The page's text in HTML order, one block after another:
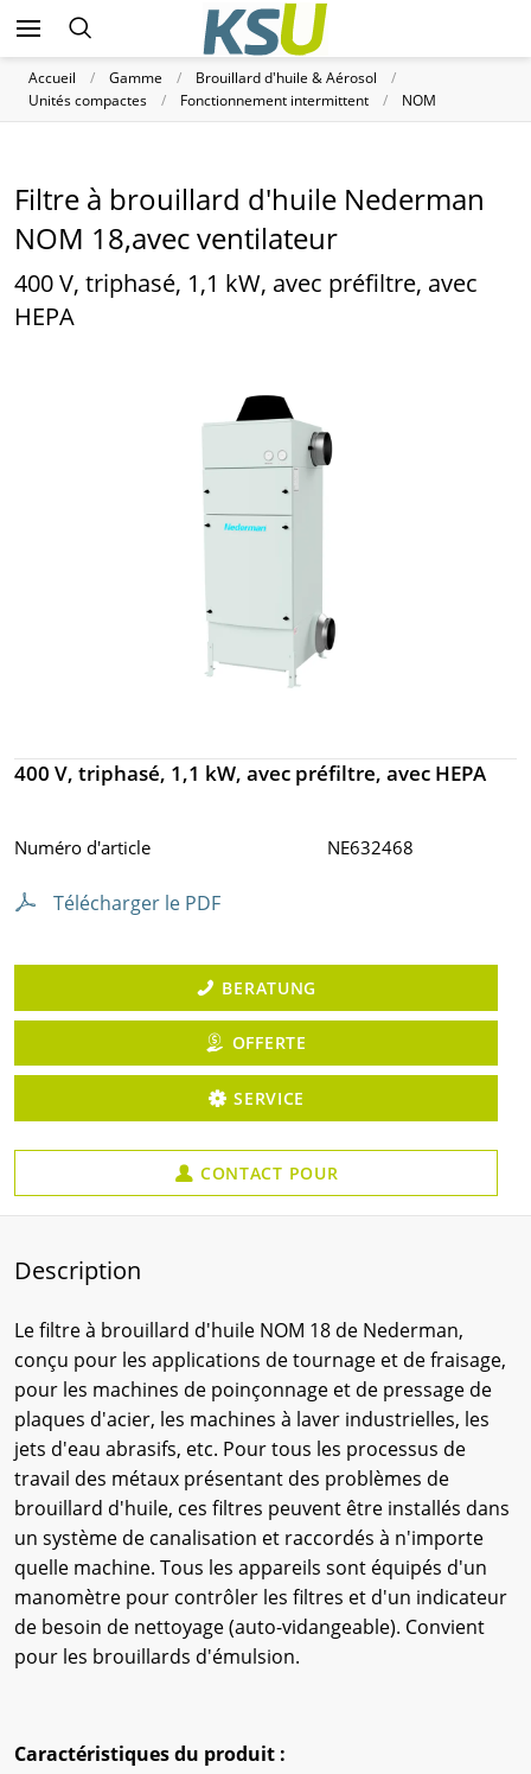
Accueil Gamme
Brouillard d'huile & Aérosol
Unités compactes
Fonctionnement intermittent NOM
Filtre à brouillard d'huile Nederman
NOM 18,avec ventilateur
400 V, triphasé, 1,1 kW, avec préfiltre, avec
HEPA
400 V, triphasé, 1,1 kW, avec préfiltre, avec HEPA
Télécharger le PDF
BERATUNG
OFFERTE
SERVICE
CONTACT POUR
Numéro d'article NE632468
Description
Le filtre à brouillard d'huile NOM 18 de Nederman,
conçu pour les applications de tournage et de fraisage,
pour les machines de poinçonnage et de pressage de
plaques d'acier, les machines à laver industrielles, les
jets d'eau abrasifs, etc. Pour tous les processus de
travail des métaux présentant des problèmes de
brouillard d'huile, ces filtres peuvent être installés dans
un système de canalisation et raccordés à n'importe
quelle machine. Tous les appareils sont équipés d'un
manomètre pour contrôler les filtres et d'un indicateur
de besoin de nettoyage (auto-vidangeable). Convient
pour les brouillards d'émulsion.
Caractéristiques du produit :